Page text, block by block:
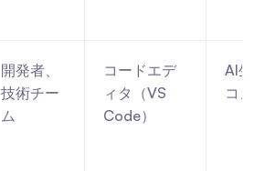
開発者、
技術チー
ム
コードエデ
ィタ（VS
Code）
AI生
コメ